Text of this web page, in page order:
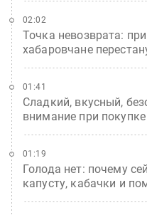
Точка невозврата:
хабаровчане
02:02
Сладкий, вкусный,
внимание при
01:41
Голода нет: почему
капусту, кабачки и
01:19